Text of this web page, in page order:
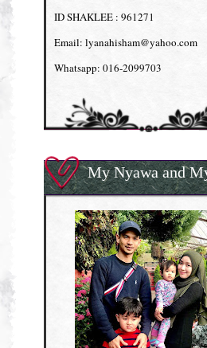
ID SHAKLEE : 961271
Email: lyanahisham@yahoo.com
Whatsapp: 016-2099703
My Nyawa and